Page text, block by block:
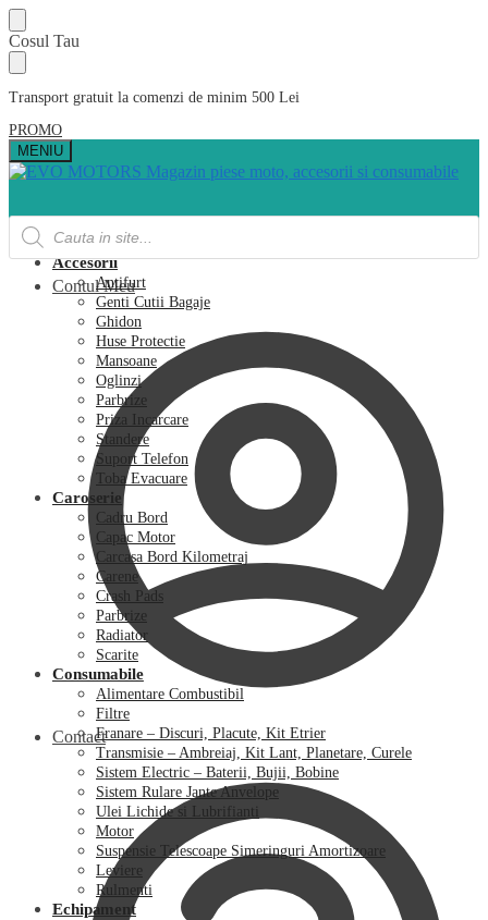
Skip
to
navigation
Skip
to
content
Cosul Tau
Transport gratuit la comenzi de minim 500 Lei
PROMO
MENIU
Products
search
Contul Meu
Contact
Acasa
Accesorii
Antifurt
Genti Cutii Bagaje
Ghidon
Huse Protectie
Mansoane
Oglinzi
Parbrize
Priza Incarcare
Standere
Suport Telefon
Toba Evacuare
Caroserie
Cadru Bord
Capac Motor
Carcasa Bord Kilometraj
Carene
Crash Pads
Parbrize
Radiator
Scarite
Consumabile
Alimentare Combustibil
Filtre
Franare – Discuri, Placute, Kit Etrier
Transmisie – Ambreiaj, Kit Lant, Planetare, Curele
Sistem Electric – Baterii, Bujii, Bobine
Sistem Rulare Jante Anvelope
Ulei Lichide si Lubrifianti
Motor
Suspensie Telescoape Simeringuri Amortizoare
Leviere
Rulmenti
Echipament